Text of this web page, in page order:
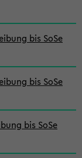
bis SoSe
bis SoSe
bis SoSe